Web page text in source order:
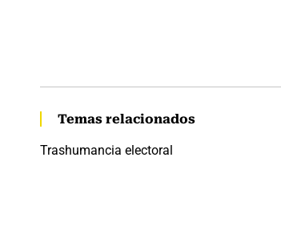
Temas relacionados
Trashumancia electoral